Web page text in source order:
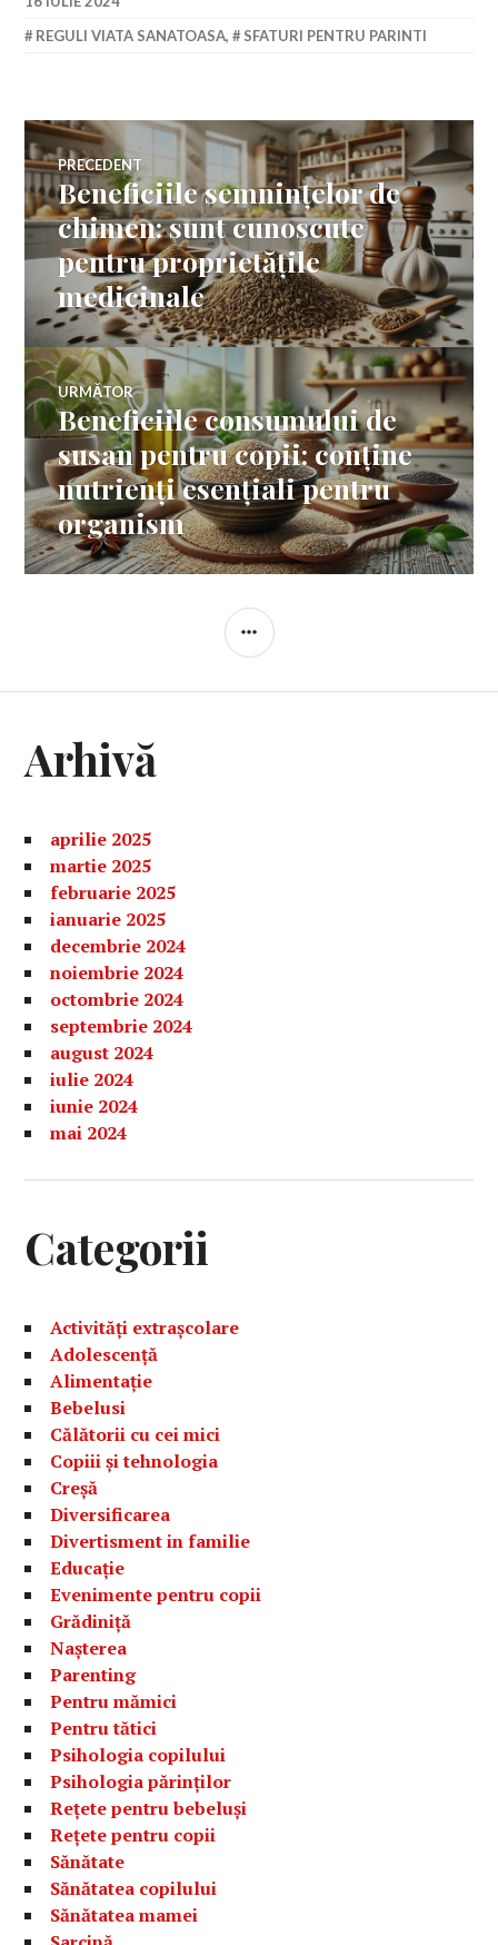
REGULI VIATA SANATOASA, SFATURI PENTRU PARINTI
Navigare
în
articole
PRECEDENT
Articolul
anterior:
Beneficiile semnințelor de
chimen: sunt cunoscute
pentru proprietățile
medicinale
URMĂTOR
Articolul
următor:
Beneficiile consumului de
susan pentru copii: conține
nutrienți esențiali pentru
organism
BARĂ
Arhivă
aprilie 2025
martie 2025
februarie 2025
ianuarie 2025
decembrie 2024
noiembrie 2024
octombrie 2024
septembrie 2024
august 2024
iulie 2024
iunie 2024
mai 2024
Categorii
Activități extrașcolare
Adolescență
Alimentație
Bebelusi
Călătorii cu cei mici
Copiii și tehnologia
Creșă
Diversificarea
Divertisment in familie
Educație
Evenimente pentru copii
Grădiniță
Nașterea
Parenting
Pentru mămici
Pentru tătici
Psihologia copilului
Psihologia părinților
Rețete pentru bebeluși
Rețete pentru copii
Sănătate
Sănătatea copilului
Sănătatea mamei